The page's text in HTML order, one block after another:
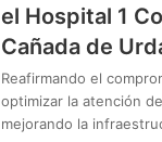
el Hospital 1
Cañada de
Reafirmando el
optimizar la atención
mejorando la